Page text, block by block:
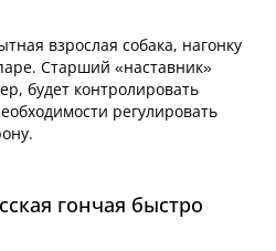
взрослая собака, нагонку
Старший «наставник»
будет контролировать
регулировать
гончая быстро